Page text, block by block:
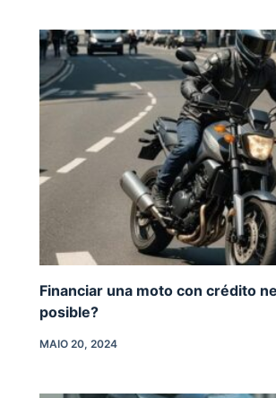
Financiar una moto con crédito
posible?
MAIO 20, 2024